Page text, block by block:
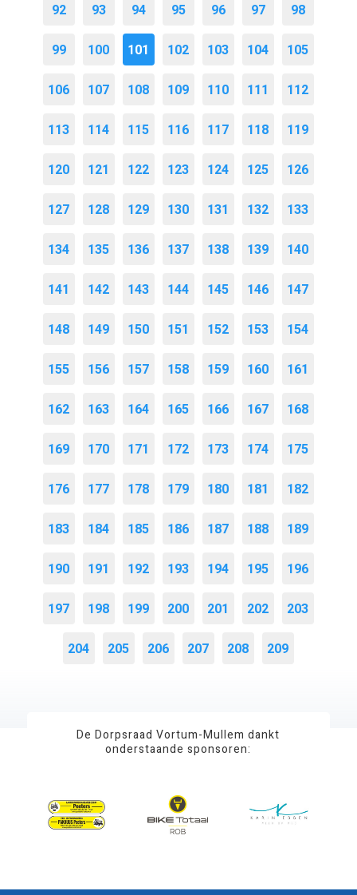
92 93 94 95 96 97 98
99 100 101 102 103 104 105
106 107 108 109 110 111 112
113 114 115 116 117 118 119
120 121 122 123 124 125 126
127 128 129 130 131 132 133
134 135 136 137 138 139 140
141 142 143 144 145 146 147
148 149 150 151 152 153 154
155 156 157 158 159 160 161
162 163 164 165 166 167 168
169 170 171 172 173 174 175
176 177 178 179 180 181 182
183 184 185 186 187 188 189
190 191 192 193 194 195 196
197 198 199 200 201 202 203
204 205 206 207 208 209
De Dorpsraad Vortum-Mullem dankt
onderstaande sponsoren: